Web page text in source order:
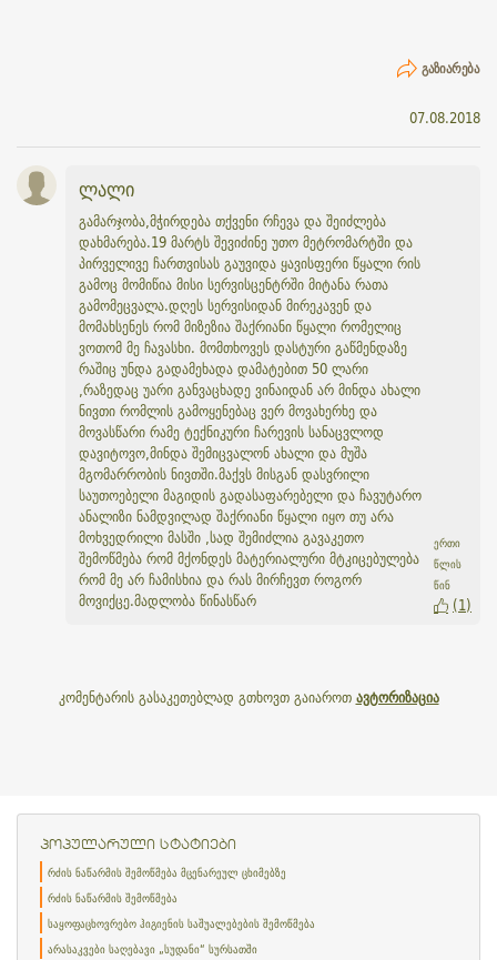
ᲒᲐᲖᲘᲐᲠᲔᲑᲐ
07.08.2018
ლალი
გამარჯობა,მჭირდება თქვენი რჩევა და შეიძლება
დახმარება.19 მარტს შევიძინე უთო მეტრომარტში და
პირველივე ჩართვისას გაუვიდა ყავისფერი წყალი რის
გამოც მომიწია მისი სერვისცენტრში მიტანა რათა
გამომეცვალა.დღეს სერვისიდან მირეკავენ და
მომახსენეს რომ მიზეზია შაქრიანი წყალი რომელიც
ვოთომ მე ჩავასხი. მომთხოვეს დასტური გაწმენდაზე
რაშიც უნდა გადამეხადა დამატებით 50 ლარი
,რაზედაც უარი განვაცხადე ვინაიდან არ მინდა ახალი
ნივთი რომლის გამოყენებაც ვერ მოვახერხე და
მოვასწარი რამე ტექნიკური ჩარევის სანაცვლოდ
დავიტოვო,მინდა შემიცვალონ ახალი და მუშა
მგომარრობის ნივთში.მაქვს მისგან დასვრილი
საუთოებელი მაგიდის გადასაფარებელი და ჩავუტარო
ანალიზი ნამდვილად შაქრიანი წყალი იყო თუ არა
მოხვედრილი მასში ,სად შემიძლია გავაკეთო
შემოწმება რომ მქონდეს მატერიალური მტკიცებულება
რომ მე არ ჩამისხია და რას მირჩევთ როგორ
მოვიქცე.მადლობა წინასწარ
ერთი
წლის
წინ
(1)
კომენტარის გასაკეთებლად გთხოვთ გაიაროთავტორიზაცია
პოპულარული სტატიები
რძის ნაწარმის შემოწმება მცენარეულ ცხიმებზე
რძის ნაწარმის შემოწმება
საყოფაცხოვრებო ჰიგიენის საშუალებების შემოწმება
არასაკვები საღებავი „სუდანი“ სურსათში